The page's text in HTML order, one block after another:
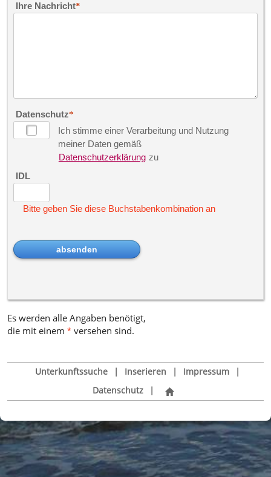
Ihre Nachricht
Datenschutz
Ich stimme einer Verarbeitung und Nutzung
meiner Daten gemäß
Datenschutzerklärung zu
IDL
Bitte geben Sie diese Buchstabenkombination an
Es werden alle Angaben benötigt,
die mit einem *versehen sind.
Unterkunftssuche Inserieren Impressum
Datenschutz